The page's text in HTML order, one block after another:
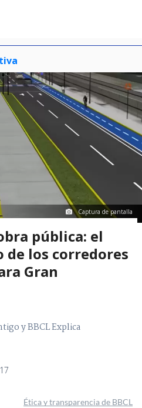
Captura de pantalla
pública: el
de los corredores
Gran
y BBCL Explica
Ética y transparencia de BBCL